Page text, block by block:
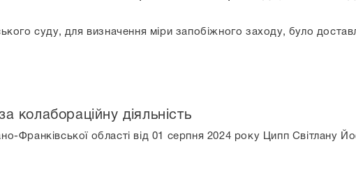
суду, для визначення міри запобіжного заходу, було
колабораційну діяльність
Франківської області від 01 серпня 2024 року Ципп Світлану